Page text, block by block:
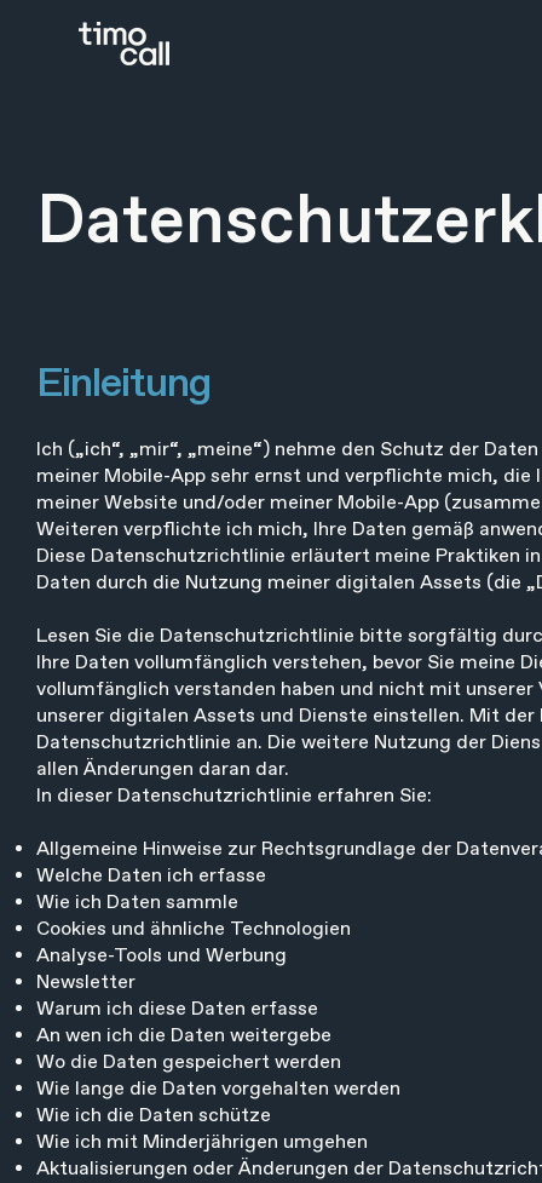
Einleitung
Ich („ich“, „mir“, „meine“) nehme den Schutz der
meiner Mobile-App sehr ernst und verpflichte mich,
meiner Website und/oder meiner Mobile-App
Weiteren verpflichte ich mich, Ihre Daten gemäß
Diese Datenschutzrichtlinie erläutert meine Praktiken
Daten durch die Nutzung meiner digitalen Assets (die
Lesen Sie die Datenschutzrichtlinie bitte sorgfältig
Ihre Daten vollumfänglich verstehen, bevor Sie meine
vollumfänglich verstanden haben und nicht mit
unserer digitalen Assets und Dienste einstellen. Mit
Datenschutzrichtlinie an. Die weitere Nutzung der
allen Änderungen daran dar.
In dieser Datenschutzrichtlinie erfahren Sie:
Allgemeine Hinweise zur Rechtsgrundlage der
Welche Daten ich erfasse
Wie ich Daten sammle
Cookies und ähnliche Technologien
Analyse-Tools und Werbung
Newsletter
Warum ich diese Daten erfasse
An wen ich die Daten weitergebe
Wo die Daten gespeichert werden
Wie lange die Daten vorgehalten werden
Wie ich die Daten schütze
Wie ich mit Minderjährigen umgehen
Aktualisierungen oder Änderungen der